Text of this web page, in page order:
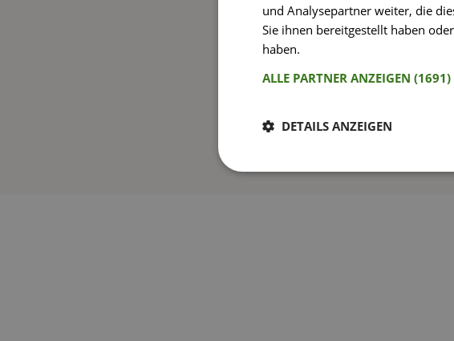
und Analysepartner weiter, die
Sie ihnen bereitgestellt haben
haben.
ALLE PARTNER ANZEIGEN
DETAILS ANZEIGEN